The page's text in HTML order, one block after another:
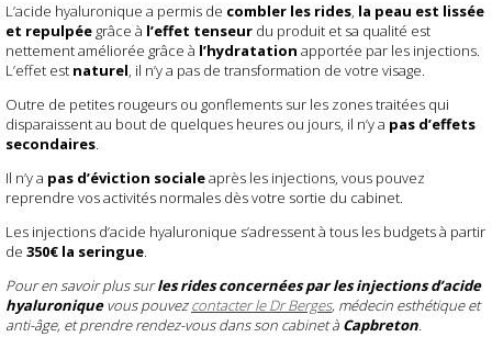
L’acide hyaluronique a permis de combler les rides, la peau est lissée
et repulpée grâce à l’effet tenseur du produit et sa qualité est
nettement améliorée grâce à l’hydratation apportée par les injections.
L’effet est naturel, il n’y a pas de transformation de votre visage.
Outre de petites rougeurs ou gonflements sur les zones traitées qui
disparaissent au bout de quelques heures ou jours, il n’y a pas d’effets
secondaires.
Il n’y a pas d’éviction socialeaprès les injections, vous pouvez
reprendre vos activités normales dès votre sortie du cabinet.
Les injections d’acide hyaluronique s’adressent à tous les budgets à partir
de 350€ la seringue.
Pour en savoir plus surles rides concernées par les injections d’acide
hyaluroniquevous pouvezcontacter le Dr Berges, médecin esthétique et
anti-âge, et prendre rendez-vous dans son cabinet à Capbreton.